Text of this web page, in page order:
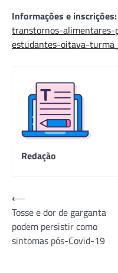
Informações e inscrições:
transtornos-
estudantes-oitava-
Redação
Navegação
de
Post
⟵
Tosse e dor de garganta
podem persistir como
sintomas pós-Covid-19